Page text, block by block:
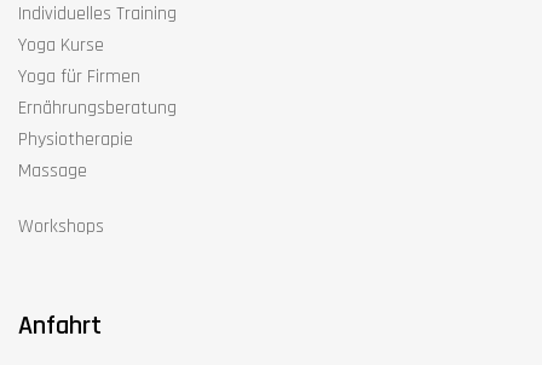
Individuelles Training
Yoga Kurse
Yoga für Firmen
Ernährungsberatung
Physiotherapie
Massage
Workshops
Anfahrt